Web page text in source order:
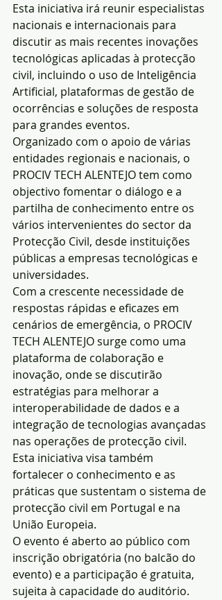
Esta iniciativa irá reunir especialistas
nacionais e internacionais para
discutir as mais recentes inovações
tecnológicas aplicadas à protecção
civil, incluindo o uso de Inteligência
Artificial, plataformas de gestão de
ocorrências e soluções de resposta
para grandes eventos.
Organizado com o apoio de várias
entidades regionais e nacionais, o
PROCIV TECH ALENTEJO tem como
objectivo fomentar o diálogo e a
partilha de conhecimento entre os
vários intervenientes do sector da
Protecção Civil, desde instituições
públicas a empresas tecnológicas e
universidades.
Com a crescente necessidade de
respostas rápidas e eficazes em
cenários de emergência, o PROCIV
TECH ALENTEJO surge como uma
plataforma de colaboração e
inovação, onde se discutirão
estratégias para melhorar a
interoperabilidade de dados e a
integração de tecnologias avançadas
nas operações de protecção civil.
Esta iniciativa visa também
fortalecer o conhecimento e as
práticas que sustentam o sistema de
protecção civil em Portugal e na
União Europeia.
O evento é aberto ao público com
inscrição obrigatória (no balcão do
evento) e a participação é gratuita,
sujeita à capacidade do auditório.